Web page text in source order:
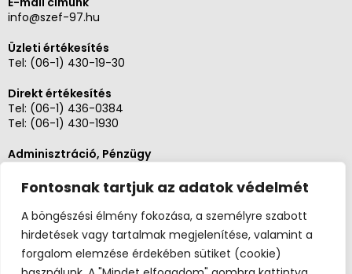
Fontosnak tartjuk az adatok védelmét
A böngészési élmény fokozása, a személyre szabott
hirdetések vagy tartalmak megjelenítése, valamint a
forgalom elemzése érdekében sütiket (cookie)
info@szef-97.hu
Üzleti értékesítés
Tel: (06-1) 430-19-30
Direkt értékesítés
Tel: (06-1) 436-0384
Tel: (06-1) 430-1930
Adminisztráció, Pénzügy
Szerviz és karbantartás
Tel: (06-20)3268654
Tel: (06-1) 436-0384